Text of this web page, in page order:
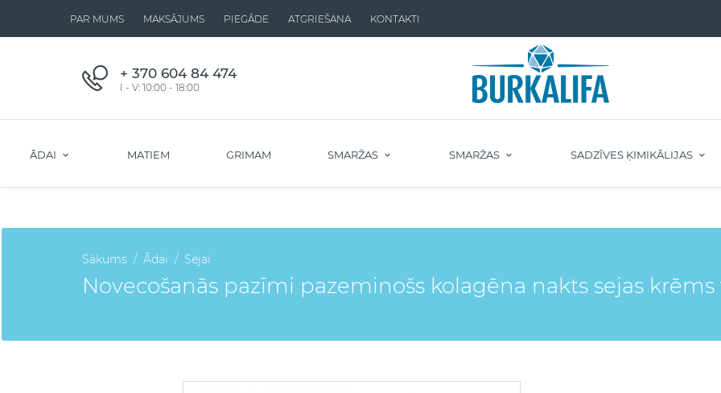
PAR MUMS MAKSĀJUMS PIEGĀDE ATGRIEŠANA KONTAKTI
+ 370 604 84 474
I - V: 10:00 - 18:00
ĀDAI MATIEM GRIMAM SMARŽAS SMARŽAS SADZĪVES ĶIMIKĀLIJAS
Sākums Ādai Sejai
Novecošanās pazīmi pazeminošs kolagēna nakts sejas